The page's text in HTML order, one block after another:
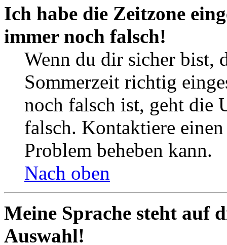
Ich habe die Zeitzone
immer noch falsch!
Wenn du dir sicher bist,
Sommerzeit richtig
noch falsch ist, geht die
falsch. Kontaktiere
Problem beheben kann.
Nach oben
Meine Sprache steht auf
Auswahl!